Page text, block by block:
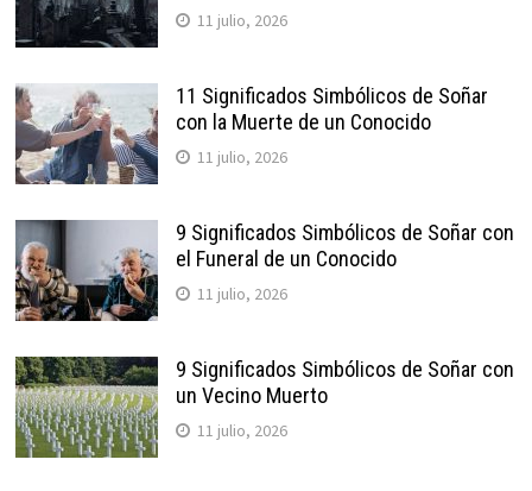
11 julio, 2026
11 Significados Simbólicos de Soñar
con la Muerte de un Conocido
11 julio, 2026
9 Significados Simbólicos de Soñar con
el Funeral de un Conocido
11 julio, 2026
9 Significados Simbólicos de Soñar con
un Vecino Muerto
11 julio, 2026